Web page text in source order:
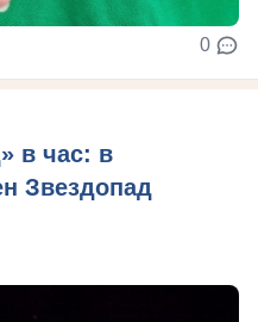
0
в час: в
Звездопад